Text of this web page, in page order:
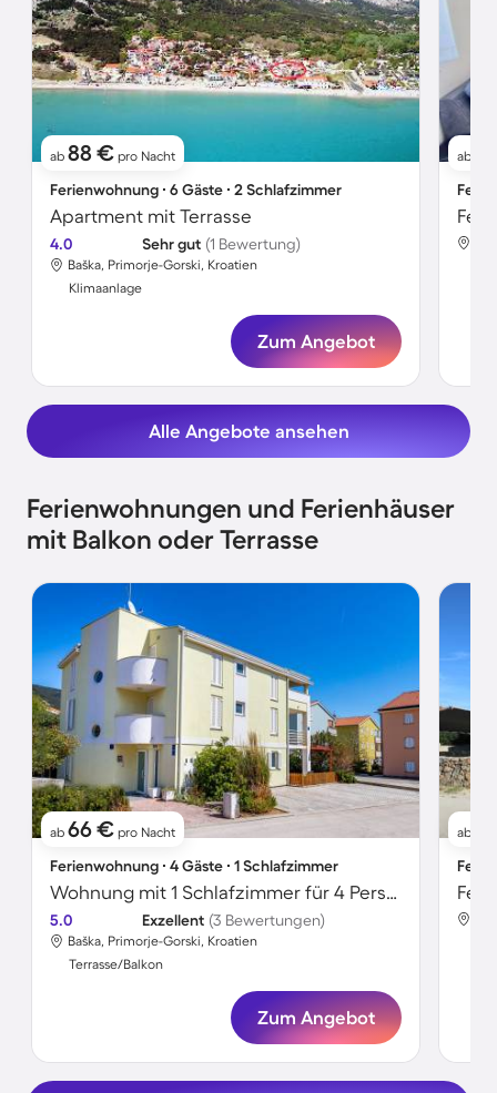
ab 88 € pro Nacht
Ferienwohnung ∙ 6 Gäste ∙ 2 Schlafzimmer
Apartment mit Terrasse
4.0 Sehr gut (1 Bewertung)
Baška, Primorje-Gorski, Kroatien
Klimaanlage
Zum Angebot
ab
Alle Angebote ansehen
Ferienwohnungen und Ferienhäuser
mit Balkon oder Terrasse
ab 66 € pro Nacht
Ferienwohnung ∙ 4 Gäste ∙ 1 Schlafzimmer
Wohnung mit 1 Schlafzimmer für 4 Personen
5.0 Exzellent (3 Bewertungen)
Baška, Primorje-Gorski, Kroatien
Terrasse/Balkon
Zum Angebot
ab